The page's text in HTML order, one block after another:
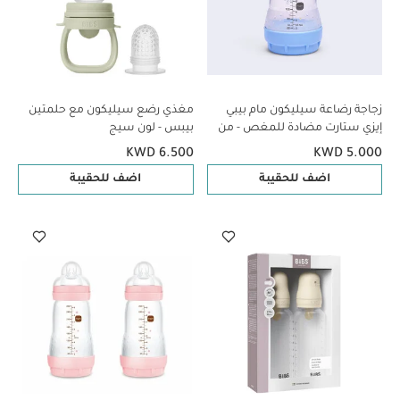
زجاجة رضاعة سيليكون مام بيبي
إيزي ستارت مضادة للمغص - من
عمر 0 ​​أشهر فما فوق | سي لايف
بلو - 160 مل - عبوة من قطعة
KWD 5.000
اضف للحقيبة
مغذي رضع سيليكون مع حلمتين
بيبس - لون سيج
KWD 6.500
اضف للحقيبة